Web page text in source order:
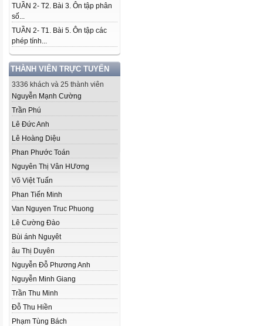
TUẦN 2- T2. Bài 3. Ôn tập phân
số...
TUẦN 2- T1. Bài 5. Ôn tập các
phép tính...
THÀNH VIÊN TRỰC TUYẾN
3336 khách và 25 thành viên
Nguyễn Mạnh Cường
Trần Phú
Lê Đức Anh
Lê Hoàng Diệu
Phan Phước Toán
Nguyên Thị Vân H­­­­­­Ương
Võ Việt Tuấn
Phan Tiến Minh
Van Nguyen Truc Phuong
Lê Cường Đào
Bùi ánh Nguyêt
âu Thị Duyên
Nguyễn Đỗ Phương Anh
Nguyễn Minh Giang
Trần Thu Minh
Đỗ Thu Hiền
Phạm Tùng Bách